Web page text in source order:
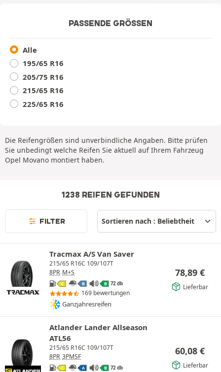
PASSENDE GRÖSSEN
Alle
195/65 R16
205/75 R16
215/65 R16
225/65 R16
Die Reifengrößen sind unverbindliche Angaben. Bitte prüfen
Sie unbedingt welche Reifen Sie aktuell auf Ihrem Fahrzeug
Opel Movano montiert haben.
1238 REIFEN GEFUNDEN
FILTER
Tracmax A/S Van Saver
215/65 R16C 109/107T
8PR M+S
C B B 72 db
169 bewertungen
Ganzjahresreifen
78,89 €
Lieferbar
Atlander Lander Allseason
ATL56
215/65 R16C 109/107T
8PR 3PMSF
C A B 72 db
60,08 €
Lieferbar